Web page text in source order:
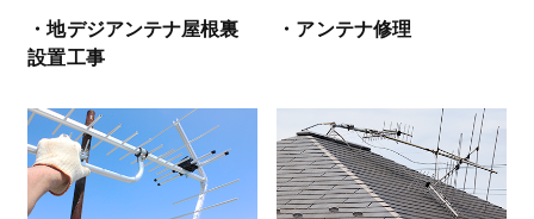
・地デジアンテナ屋根裏
設置工事
・アンテナ修理